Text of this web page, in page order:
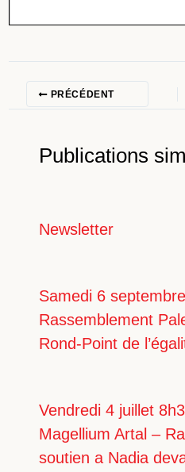
PRÉCÉDENT
Publications
Newsletter
Samedi 6
Rassemblement
Rond-Point de
Vendredi 4 juillet
Magellium Artal –
soutien a Nadia